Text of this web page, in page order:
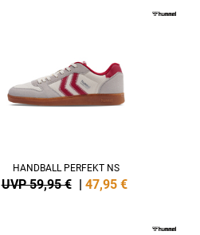
HANDBALL PERFEKT NS
UVP 59,95 € | 47,95 €